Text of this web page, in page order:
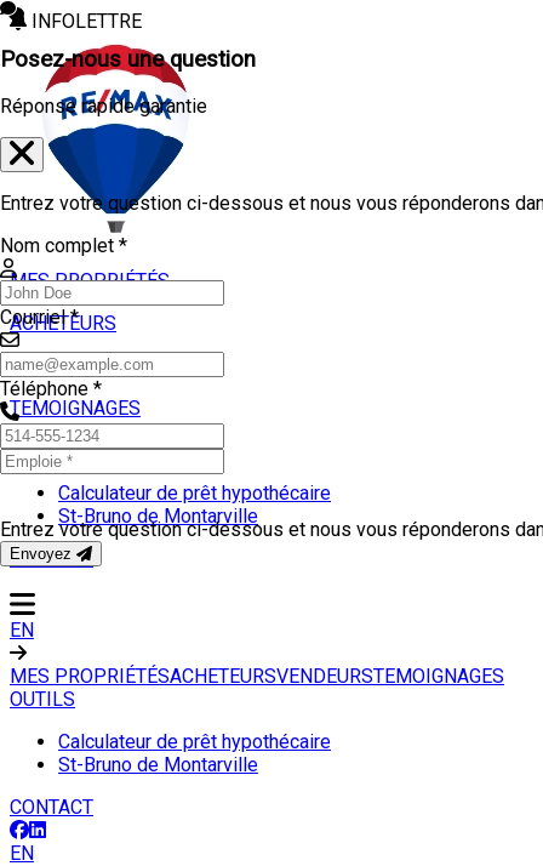
INFOLETTRE
MES PROPRIÉTÉS
ACHETEURS
VENDEURS
TEMOIGNAGES
OUTILS
Calculateur de prêt hypothécaire
St-Bruno de Montarville
CONTACT
EN
MES PROPRIÉTÉSACHETEURSVENDEURSTEMOIGNAGES
OUTILS
Calculateur de prêt hypothécaire
St-Bruno de Montarville
CONTACT
EN
Posez-nous une question
Réponse rapide garantie
Entrez votre question ci-dessous et nous vous réponderons
Nom complet *
Courriel *
Téléphone *
Entrez votre question ci-dessous et nous vous réponderons
Envoyez